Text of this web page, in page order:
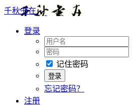
千秋书在
登录
记住密码
忘记密码？
注册